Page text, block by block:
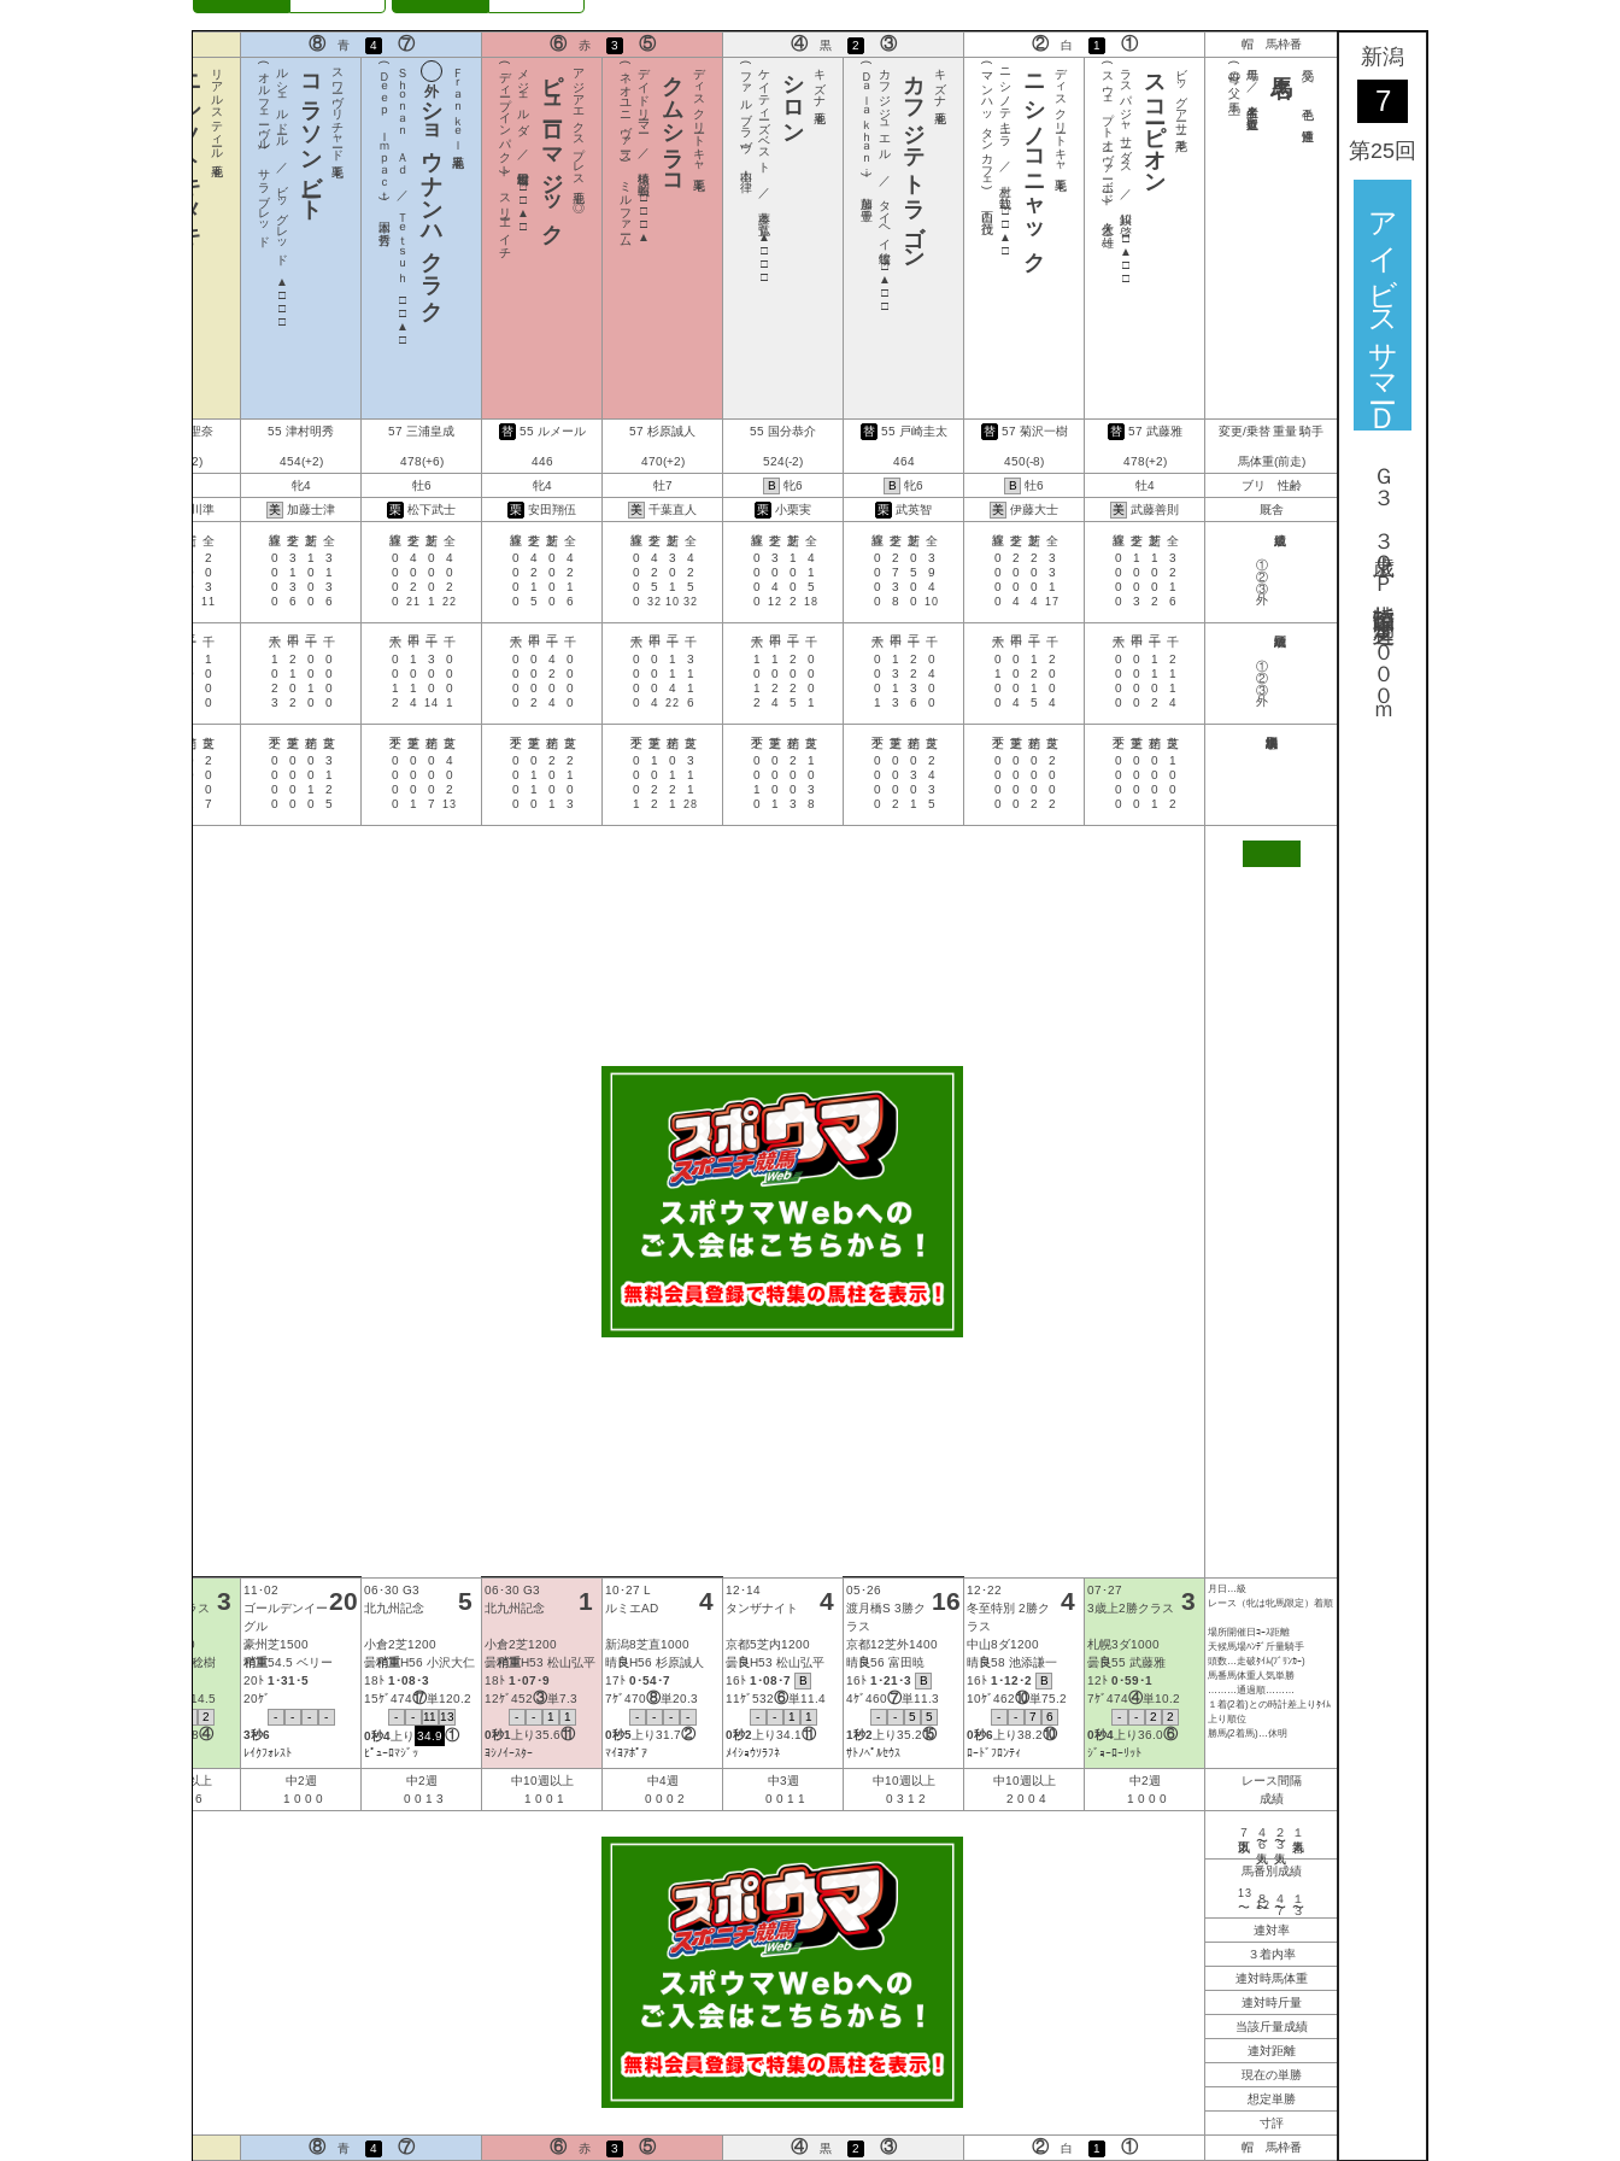
⑧青 4 ⑦ ⑥赤 3 ⑤ ④黒 2 ③ ②白 1 ① 帽 馬枠番
新潟
7
第25回
アイビスサマーＤ
Ｇ３ ３歳上ＯＰ 特指 国際 別定 芝直・１０００ｍ
リアルスティール
○
ニシノトキメキ スワーヴリチャード
○
コラソンビート
ルシェルドール ／ ビッグレッド
▲□□□
(オルフェーヴル)
サラブレッド
Ｆｒａｎｋｅｌ
○
ショウナンハクラク
Ｓｈｏｎａｎ Ａｄ ／ Ｔｅｔｓｕｈ
□□▲□
(Ｄｅｅｐ Ｉｍｐａｃｔ) アジアエクスプレス
◎
ピューロマジック
メジェルダ ／ 村田牧場
□□▲□
(ディープインパクト)
スリーエイチ
ディスクリートキャ
○
クムシラコ
デイドリーマー ／ 猿橋 義昭
□□□▲
(ネオユニヴァース)
ミルファーム
キズナ
○
シロン
ケイティーズベスト ／ 藤本 直弘
▲□□□
(ファルブラヴ) キズナ
○
カフジテトラゴン
カフジジュエル ／ タイヘイ牧場
□▲□□
(Ｄａｌａｋｈａｎｉ) ディスクリートキャ
○
ニシノコニャック
ニシノテキーラ ／ 村上 欽哉
□□▲□
(マンハッタンカフェ) ビッグアーサー
○
スコーピオン
ラスパジャサーダス ／ 鮫川 啓一
□▲□□
(スウェプトオーヴァーボード)
佐々木 雄二
父馬
母馬 ／ 生産者名
(母の父)
今村聖奈
490(+2)
55 津村明秀
454(+2)
57 三浦皇成
478(+6)
替 55 ルメール
446
57 杉原誠人
470(+2)
55 国分恭介
524(-2)
替 55 戸崎圭太
464
替 57 菊沢一樹
450(-8)
替 57 武藤雅
478(+2)
変更/乗替 重量 騎手
馬体重(前走)
牝4 牡6 牝4 牡7 B 牝6 B 牝6 B 牡6 牡4
ブリ 性齢
小手川準 美 加藤士津 栗 松下武士 栗 安田翔伍 美 千葉直人 栗 小栗実 栗 武英智 美 伊藤大士 美 武藤善則 厩舎
2
0
3
11
0
0
3
1
3
6
1
0
0
0
3
1
3
6
0
0
0
0
4
0
2
22
0
0
0
1
4
0
2
21
0
0
0
0
4
2
1
6
0
0
0
0
4
2
1
5
0
0
0
0
4
2
5
32
3
0
1
10
4
2
5
32
0
0
0
0
4
1
5
18
1
0
0
2
3
0
4
12
0
0
0
0
3
9
4
10
0
5
0
0
2
7
3
8
0
0
0
0
3
3
1
17
2
0
0
4
2
0
0
4
0
0
0
0
3
2
1
6
1
0
0
2
1
0
0
3
0
0
0
0
①②③外
1
0
0
0
0
0
0
0
0
0
0
1
0
2
1
0
2
1
0
2
3
0
0
0
1
3
0
0
14
1
0
1
4
0
0
1
2
0
0
0
0
4
2
0
4
0
0
0
2
0
0
0
0
3
1
1
6
1
1
4
22
0
0
0
4
0
0
0
0
0
0
0
1
2
0
2
5
1
0
2
4
1
0
1
2
0
4
0
0
2
2
3
6
1
3
1
3
0
0
0
1
2
0
0
4
1
2
1
5
0
0
0
4
0
1
0
0
2
1
1
4
1
1
0
2
0
0
0
0
0
0
0
0
①②③外
2
0
0
7
0
0
3
1
2
5
0
0
1
0
0
0
0
0
0
0
0
0
4
0
2
13
0
0
0
7
0
0
0
1
0
0
0
0
2
1
0
3
2
0
0
1
0
1
1
0
0
0
0
0
3
1
1
28
0
1
2
1
1
0
2
2
0
0
0
1
1
0
3
8
2
0
0
3
0
0
0
1
0
0
1
0
2
4
3
5
0
3
0
1
0
0
0
2
0
0
0
0
2
0
0
2
0
0
0
2
0
0
0
0
0
0
0
0
1
0
0
2
0
0
0
1
0
0
0
0
0
0
0
0
3歳上1勝クラス
小倉6芝1200
55 秋山稔樹
単14.5
2
35.8④
11･02
ゴールデンイー
グル
豪州芝1500
稍重54.5 ベリー
20ﾄ 1･31･5
20ｹﾞ
-
- -
-
3秒6
ﾚｲｸﾌｫﾚｽﾄ
06･30 G3
北九州記念
小倉2芝1200
曇稍重H56 小沢大仁
18ﾄ 1･08･3
15ｹﾞ474⑰単120.2
-
- 11 13
0秒4 上り 34.9 ①
ﾋﾟｭｰﾛﾏｼﾞｯ
06･30 G3
北九州記念
小倉2芝1200
曇稍重H53 松山弘平
18ﾄ 1･07･9
12ｹﾞ452③単7.3
-
- 1
1
0秒1
上り35.6⑪
ﾖｼﾉｲｰｽﾀｰ
10･27 L
ルミエAD
新潟8芝直1000
晴良H56 杉原誠人
17ﾄ 0･54･7
7ｹﾞ470⑧単20.3
-
- -
-
0秒5 上り31.7②
ﾏｲﾖｱﾎﾟｱ
12･14
タンザナイト
京都5芝内1200
曇良H53 松山弘平
16ﾄ 1･08･7
B
11ｹﾞ532⑥単11.4
-
- 1
1
0秒2 上り34.1⑪
ﾒｲｼｮｳｿﾗﾌﾈ
05･26
渡月橋S 3勝ク
ラス
京都12芝外1400
晴良56 富田暁
16ﾄ 1･21･3
B
4ｹﾞ460⑦単11.3
-
- 5
5
1秒2 上り35.2⑮
ｻﾄﾉﾍﾟﾙｾｳｽ
12･22
冬至特別 2勝ク
ラス
中山8ダ1200
晴良58 池添謙一
16ﾄ 1･12･2
B
10ｹﾞ462⑩単75.2
-
- 7
6
0秒6 上り38.2⑩
ﾛｰﾄﾞﾌﾛﾝﾃｨ
07･27
3歳上2勝クラス
札幌3ダ1000
曇良55 武藤雅
12ﾄ 0･59･1
7ｹﾞ474④単10.2
-
- 2
2
0秒4 上り36.0⑥
ｼﾞｮｰﾛｰﾘｯﾄ
月日…級
レース（牝は牝馬限定）着順
場所開催日ｺｰｽ距離
天候馬場ﾊﾝﾃﾞ斤量騎手
頭数…走破ﾀｲﾑ(ﾌﾞﾘﾝｶｰ)
馬番馬体重人気単勝
………通過順………
１着(2着)との時計差上りﾀｲﾑ
上り順位
勝馬(2着馬)…休明
中10週以上
6
中2週
1 0 0 0
中2週
0 0 1 3
中10週以上
1 0 0 1
中4週
0 0 0 2
中3週
0 0 1 1
中10週以上
0 3 1 2
中10週以上
2 0 0 4
中2週
1 0 0 0
レース間隔
成績
１番人気
２〜３人気
４〜６人気
７人気以下
馬番別成績
１〜３
４〜７
８〜
12
13
連対率
３着内率
連対時馬体重
連対時斤量
当該斤量成績
連対距離
現在の単勝
想定単勝
寸評
⑧青 4 ⑦ ⑥赤 3 ⑤ ④黒 2 ③ ②白 1 ① 帽 馬枠番